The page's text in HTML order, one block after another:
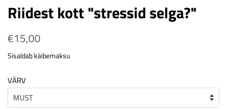
Riidest kott "stressid selga?"
Tavahind
€15,00
Sisaldab käibemaksu
VÄRV